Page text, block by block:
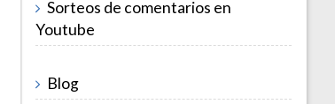
Sorteos de comentarios en
Youtube
Blog